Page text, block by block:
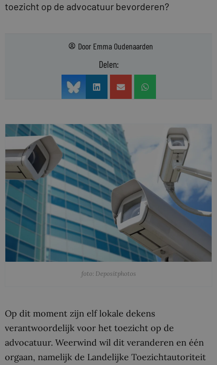
toezicht op de advocatuur bevorderen?
Door Emma Oudenaarden
Delen:
foto: Depositphotos
Op dit moment zijn elf lokale dekens
verantwoordelijk voor het toezicht op de
advocatuur. Weerwind wil dit veranderen en één
orgaan, namelijk de Landelijke Toezichtautoriteit